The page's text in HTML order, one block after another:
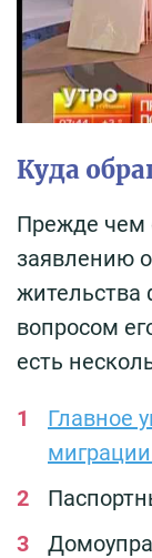
Куда
Прежде чем
заявлению
жительства
вопросом
есть
Главное